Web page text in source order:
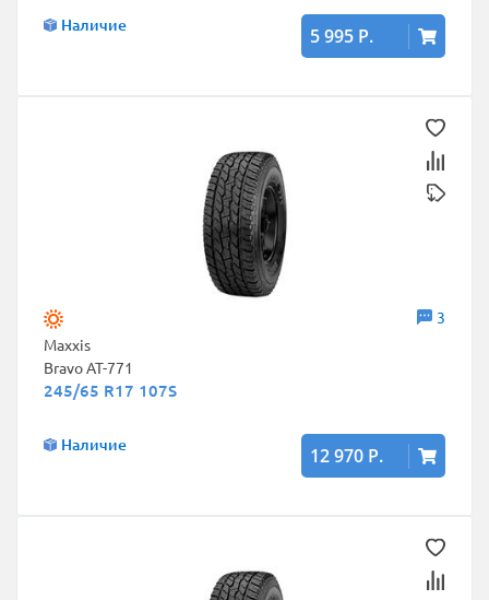
Наличие 5 995 Р.
3
Maxxis
Bravo AT-771
245/65 R17 107S
Наличие 12 970 Р.